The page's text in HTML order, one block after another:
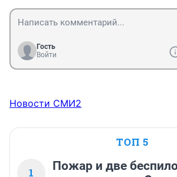
Гость
Войти
Новости СМИ2
ТОП 5
1
Пожар и две